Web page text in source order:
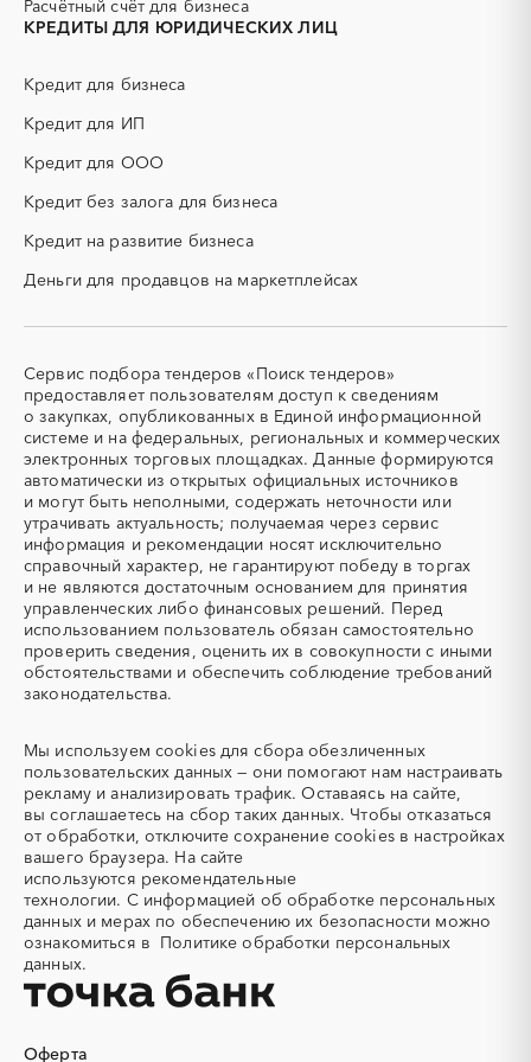
ЖБИ
ИБП
КИП (контрольно-
КТП
ОКР (опытно-
конструкторские работы)
ПГС (песчано-гравийная
смесь)
СВО
СКС (структурированные
СКУД
СОЖ (смазочно-
ТЭН
(Теплоэлектронагреватель)
УДС (установки
депарафинизации скважин)
УКПГ
ЯТЭК
Аварийные работы
Авиаперевозка
Авиационные работы
Авиационные работы
вертолетами
Автобус
Автовозы
Автогрейдер
Автозапчасти
Автоматизация
Автомобили
Автомобильные весы
Авторский надзор
Автотранспорт
Автоцистерны пожарные
Адсорбенты
Акварель
Аквариумы
Аккумуляторы
Алкогольная продукция
Алмазное бурение
Алмазная резка
Алюминиевые
конструкции
Алюминий
Аммоний
Ангар
Антенны
Антискалант
Аппараты воздушного
Аренда автобусов
Расчётный счёт для бизнеса
КРЕДИТЫ ДЛЯ ЮРИДИЧЕСКИХ ЛИЦ
Кредит для бизнеса
Кредит для ИП
Кредит для ООО
Кредит без залога для бизнеса
Кредит на развитие бизнеса
Деньги для продавцов на маркетплейсах
Оферта
Сервис подбора тендеров «Поиск тендеров»
предоставляет пользователям доступ к сведениям
о закупках, опубликованных в Единой информационной
системе и на федеральных, региональных и коммерческих
электронных торговых площадках. Данные формируются
автоматически из открытых официальных источников
и могут быть неполными, содержать неточности или
утрачивать актуальность; получаемая через сервис
информация и рекомендации носят исключительно
справочный характер, не гарантируют победу в торгах
и не являются достаточным основанием для принятия
управленческих либо финансовых решений. Перед
использованием пользователь обязан самостоятельно
проверить сведения, оценить их в совокупности с иными
обстоятельствами и обеспечить соблюдение требований
законодательства.
Мы используем cookies для сбора обезличенных
пользовательских данных — они помогают нам настраивать
рекламу и анализировать трафик. Оставаясь на сайте,
вы соглашаетесь на сбор таких данных. Чтобы отказаться
от обработки, отключите сохранение cookies в настройках
вашего браузера. На сайте
используются рекомендательные
технологии. С информацией об обработке персональных
данных и мерах по обеспечению их безопасности можно
ознакомиться в Политике обработки персональных
данных.